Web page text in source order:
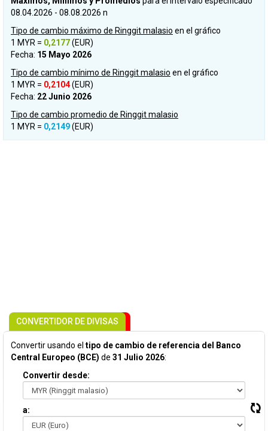
08.04.2026 - 08.08.2026 n
Tipo de cambio máximo de Ringgit malasio en el gráfico
1 MYR = 0,2177(EUR)
Fecha: 15 Mayo 2026
Tipo de cambio mínimo de Ringgit malasio en el gráfico
1 MYR = 0,2104(EUR)
Fecha: 22 Junio 2026
Tipo de cambio promedio de Ringgit malasio
1 MYR = 0,2149(EUR)
CONVERTIDOR DE DIVISAS
Convertir usando el tipo de cambio de referencia del Banco
Central Europeo (BCE) de 31 Julio 2026:
Convertir desde:
a: